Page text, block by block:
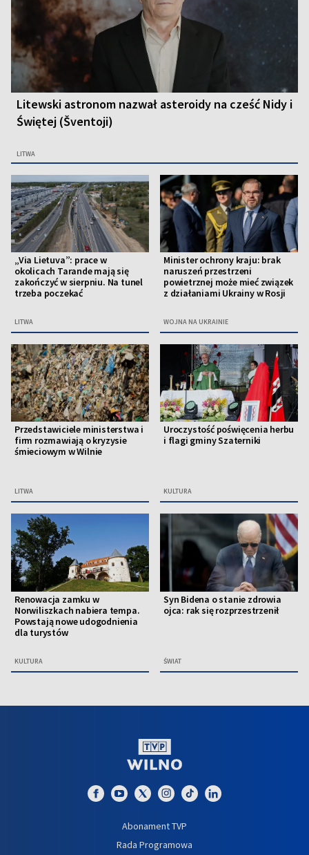
Litewski astronom nazwał asteroidy na cześć Nidy i
Świętej (Šventoji)
LITWA
„Via Lietuva”: prace w
okolicach Tarande mają się
zakończyć w sierpniu. Na tunel
trzeba poczekać
LITWA
Minister ochrony kraju: brak
naruszeń przestrzeni
powietrznej może mieć związek
z działaniami Ukrainy w Rosji
WOJNA NA UKRAINIE
Przedstawiciele ministerstwa i
firm rozmawiają o kryzysie
śmieciowym w Wilnie
LITWA
Uroczystość poświęcenia herbu
i flagi gminy Szaterniki
KULTURA
Renowacja zamku w
Norwiliszkach nabiera tempa.
Powstają nowe udogodnienia
dla turystów
KULTURA
Syn Bidena o stanie zdrowia
ojca: rak się rozprzestrzenił
ŚWIAT
Abonament TVP
Rada Programowa